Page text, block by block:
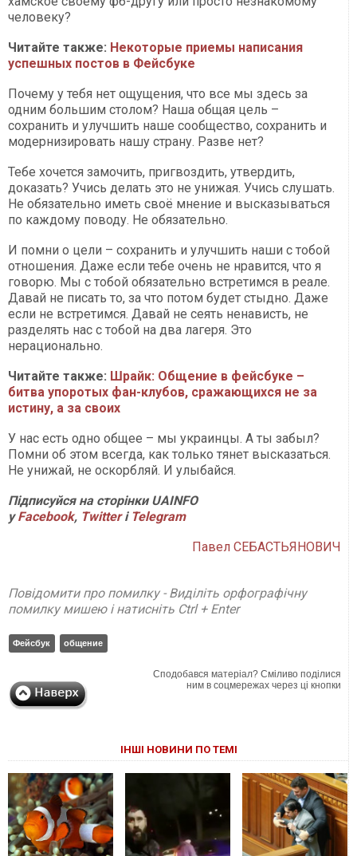
человеку?
Читайте также: Некоторые приемы написания
успешных постов в Фейсбуке
Почему у тебя нет ощущения, что все мы здесь за
одним большим столом? Наша общая цель –
сохранить и улучшить наше сообщество, сохранить и
модернизировать нашу страну. Разве нет?
Тебе хочется замочить, пригвоздить, утвердить,
доказать? Учись делать это не унижая. Учись слушать.
Не обязательно иметь своё мнение и высказываться
по каждому поводу. Не обязательно.
И помни о цели – сохранить и улучшить наши с тобой
отношения. Даже если тебе очень не нравится, что я
говорю. Мы с тобой обязательно встретимся в реале.
Давай не писать то, за что потом будет стыдно. Даже
если не встретимся. Давай не сеять ненависть, не
разделять нас с тобой на два лагеря. Это
нерационально.
Читайте также: Шрайк: Общение в фейсбуке –
битва упоротых фан-клубов, сражающихся не за
истину, а за своих
У нас есть одно общее – мы украинцы. А ты забыл?
Помни об этом всегда, как только тянет высказаться.
Не унижай, не оскорбляй. И улыбайся.
Підписуйся на сторінки UAINFO
уFacebook, Twitter і Telegram
Павел СЕБАСТЬЯНОВИЧ
Повідомити про помилку - Виділіть орфографічну
помилку мишею і натисніть Ctrl + Enter
Фейсбук общение
Сподобався матеріал? Сміливо поділися
ним в соцмережах через ці кнопки
ІНШІ НОВИНИ ПО ТЕМІ